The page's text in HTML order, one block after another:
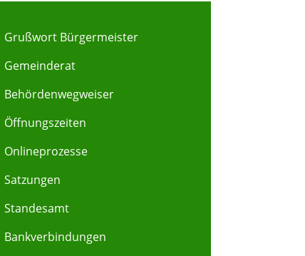
Grußwort Bürgermeister
Gemeinderat
Behördenwegweiser
Öffnungszeiten
Onlineprozesse
Satzungen
Standesamt
Bankverbindungen